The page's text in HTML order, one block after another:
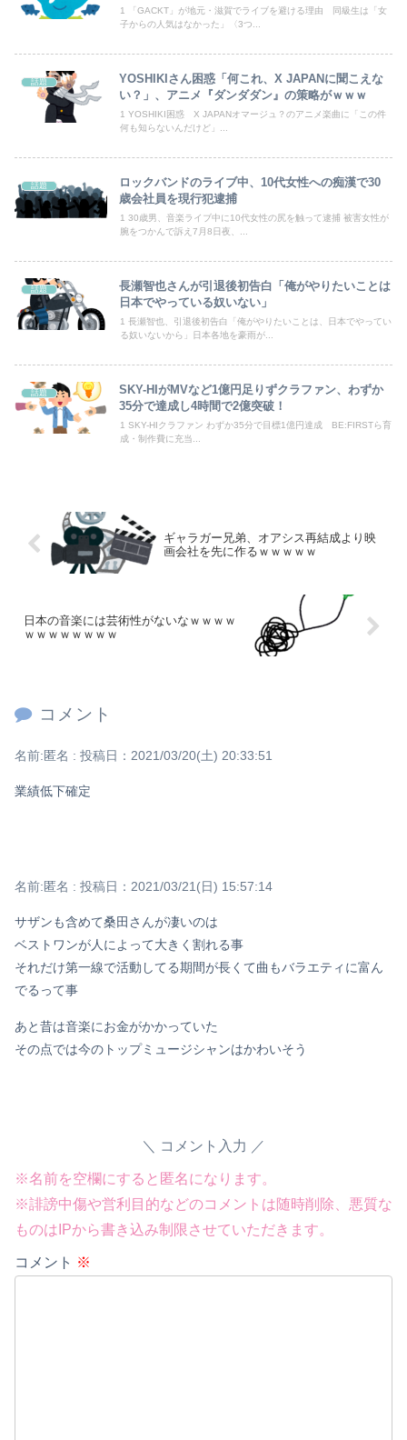
【画像】このレベルの貧乳ってｗｗｗ
新しい税を考えて日本を良くするスレ
【悲報】スマホゲー業界、「サ終」だらけでオワコン化が進んでしまうｗｗｗｗ
【画像】アナウンサーさん(26)、地上波で自前のJKコスプレを披露ｗｗｗｗｗｗｗｗｗｗｗｗｗｗｗｗ
Powered by livedoor 相互RSS
1 「GACKT」が地元・滋賀でライブを避ける理由 同級生は「女
子からの人気はなかった」〈3つ...
話題
YOSHIKIさん困惑「何これ、X JAPANに聞こえな
い？」、アニメ『ダンダダン』の策略がｗｗｗ
1 YOSHIKI困惑 X JAPANオマージュ？のアニメ楽曲に「この件
何も知らないんだけど」...
話題
ロックバンドのライブ中、10代女性への痴漢で30
歳会社員を現行犯逮捕
1 30歳男、音楽ライブ中に10代女性の尻を触って逮捕 被害女性が
腕をつかんで訴え7月8日夜、...
話題
長瀬智也さんが引退後初告白「俺がやりたいことは
日本でやっている奴いない」
1 長瀬智也、引退後初告白「俺がやりたいことは、日本でやってい
る奴いないから」日本各地を豪雨が...
話題
SKY-HIがMVなど1億円足りずクラファン、わずか
35分で達成し4時間で2億突破！
1 SKY-HIクラファン わずか35分で目標1億円達成 BE:FIRSTら育
成・制作費に充当...
ギャラガー兄弟、オアシス再結成より映
画会社を先に作るｗｗｗｗｗ
日本の音楽には芸術性がないなｗｗｗｗ
ｗｗｗｗｗｗｗｗ
コメント
名前:匿名 : 投稿日：2021/03/20(土) 20:33:51
業績低下確定
名前:匿名 : 投稿日：2021/03/21(日) 15:57:14
サザンも含めて桑田さんが凄いのは
ベストワンが人によって大きく割れる事
それだけ第一線で活動してる期間が長くて曲もバラエティに富ん
でるって事
あと昔は音楽にお金がかかっていた
その点では今のトップミュージシャンはかわいそう
コメント入力
※名前を空欄にすると匿名になります。
※誹謗中傷や営利目的などのコメントは随時削除、悪質な
ものはIPから書き込み制限させていただきます。
コメント ※